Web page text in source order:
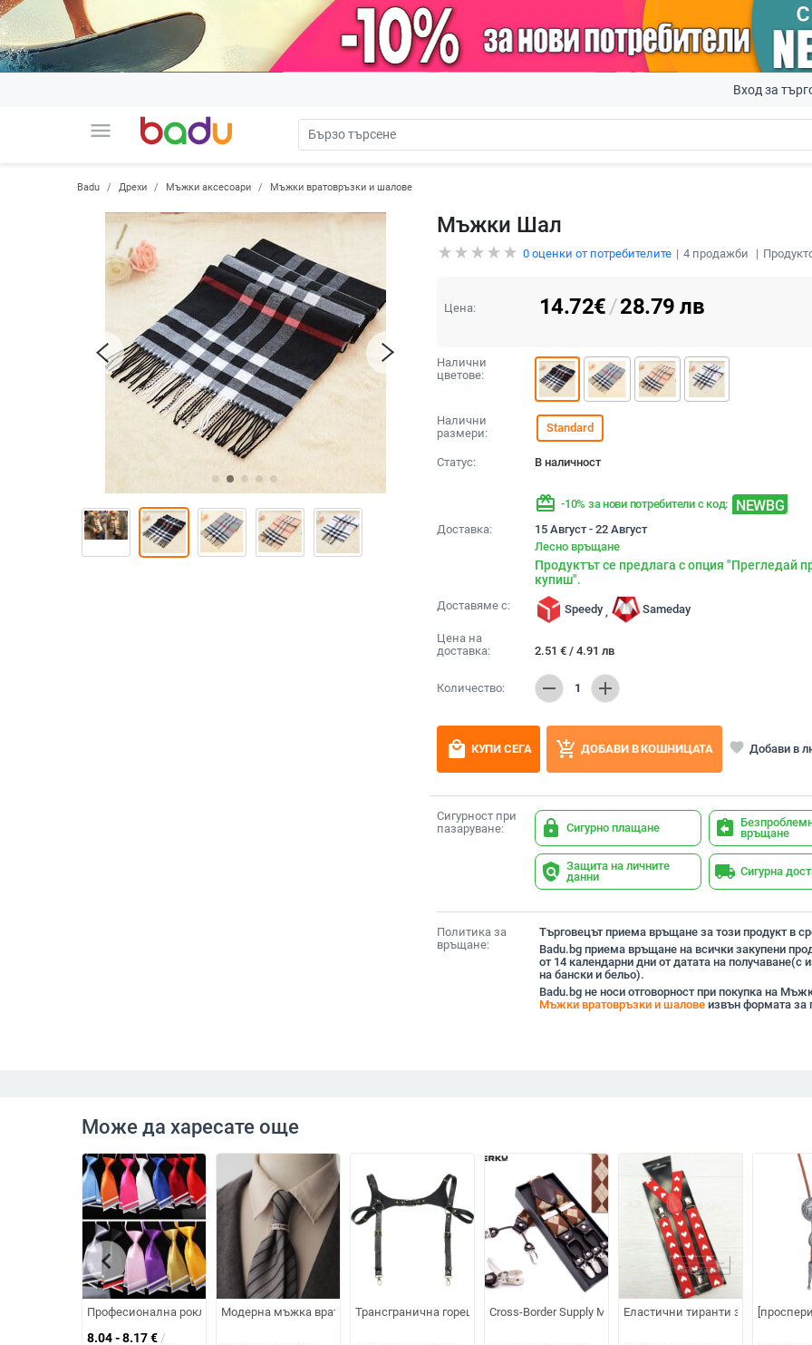
menu
Вход за
Badu Дрехи Мъжки аксесоари Мъжки вратовръзки и шалове
Мъжки Шал
0оценки от потребителите 4продажби
Цена: 14.72€/28.79 лв
Налични
цветове:
Налични
размери:
Standard
Статус: В наличност
redeem -10% за нови потребители с код: NEWBG
Доставка:
15 Август - 22 Август
Лесно връщане
Продуктът се предлага с опция "Прегледай
купиш".
Доставяме с: Speedy , Sameday
Цена на
доставка:
2.51 € / 4.91 лв
Количество: remove 1 add
local_mall КУПИ СЕГА add_shopping_cart ДОБАВИ В КОШНИЦАТА favorite Добави в
Сигурност при
пазаруване:
lock Сигурно плащане assignment_return връщане
policy Защита на личните
данни
local_shipping Сигурна
Политика за
връщане:
Търговецът приема връщане за този продукт в
Badu.bg приема връщане на всички закупени
от 14 календарни дни от датата на получаване(с
на бански и бельо).
Badu.bg не носи отговорност при покупка на
Мъжки вратовръзки и шаловеизвън формата за
Може да харесате още
Професионална рокля в корейски стил, дамска малка вратовръзка, японски стил, папионка, колежански стил, яка, цвете,
8.04 - 8.17€ /
Модерна мъжка вратовръзка, бизнес официална, корейски стил, професионална, ежедневна, ретро,
Трансгранична гореща разпродажба на Amazon Мъжки кожен колан за
Cross-Border Supply Мъжки еластичен регулируем колан
Еластични тиранти за
chevron_left